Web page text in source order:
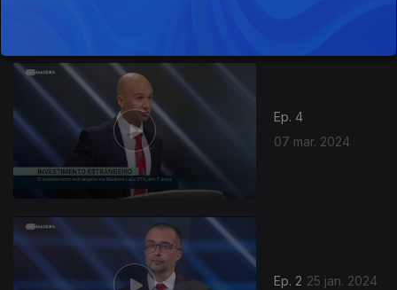
Ep. 4
07 mar. 2024
Ep. 2 25 jan. 2024
744668